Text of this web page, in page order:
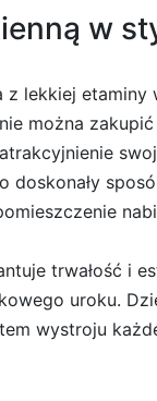
w
lekkiej
można
trwałość i
uroku.
wystroju